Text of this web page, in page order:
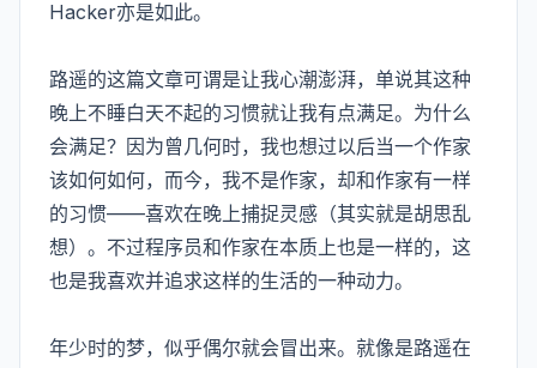
Hacker亦是如此。
路遥的这篇文章可谓是让我心潮澎湃，单说其这种
晚上不睡白天不起的习惯就让我有点满足。为什么
会满足？因为曾几何时，我也想过以后当一个作家
该如何如何，而今，我不是作家，却和作家有一样
的习惯——喜欢在晚上捕捉灵感（其实就是胡思乱
想）。不过程序员和作家在本质上也是一样的，这
也是我喜欢并追求这样的生活的一种动力。
年少时的梦，似乎偶尔就会冒出来。就像是路遥在